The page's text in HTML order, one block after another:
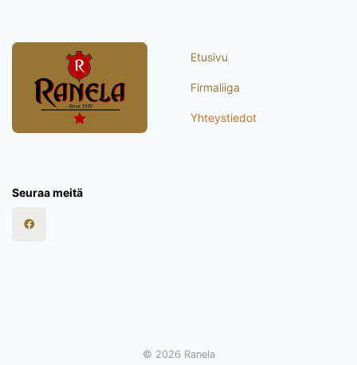
Etusivu
Firmaliiga
Yhteystiedot
Seuraa meitä
© 2026 Ranela